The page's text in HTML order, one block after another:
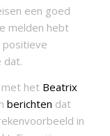
een goed
melden hebt
positieve
dat.
het Beatrix
berichten dat
in